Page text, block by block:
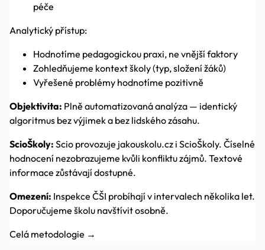
péče
Analytický přístup:
Hodnotíme pedagogickou praxi, ne vnější faktory
Zohledňujeme kontext školy (typ, složení žáků)
Vyřešené problémy hodnotíme pozitivně
Objektivita: Plně automatizovaná analýza — identický
algoritmus bez výjimek a bez lidského zásahu.
ScioŠkoly: Scio provozuje jakouskolu.cz i ScioŠkoly. Číselné
hodnocení nezobrazujeme kvůli konfliktu zájmů. Textové
informace zůstávají dostupné.
Omezení: Inspekce ČŠI probíhají v intervalech několika let.
Doporučujeme školu navštívit osobně.
Celá metodologie →